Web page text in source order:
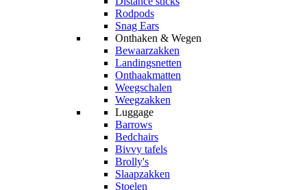
Rodpods
Snag Ears
Onthaken & Wegen
Bewaarzakken
Landingsnetten
Onthaakmatten
Weegschalen
Weegzakken
Luggage
Barrows
Bedchairs
Bivvy tafels
Brolly's
Slaapzakken
Stoelen